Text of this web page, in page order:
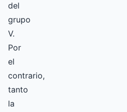
del
grupo
V.
Por
el
contrario,
tanto
la